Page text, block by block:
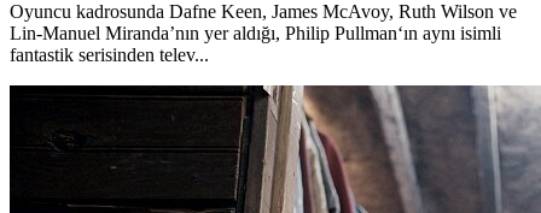
Oyuncu kadrosunda Dafne Keen, James McAvoy, Ruth Wilson ve
Lin-Manuel Miranda’nın yer aldığı, Philip Pullman‘ın aynı isimli
fantastik serisinden telev...